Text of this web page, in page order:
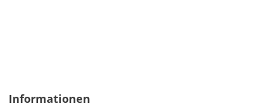
Informationen